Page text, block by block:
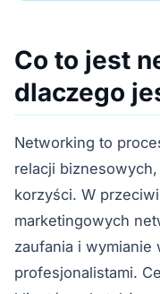
Co to jest
dlaczego
Networking to
relacji
korzyści. W
marketingowych
zaufania i wymianie
profesjonalistami.